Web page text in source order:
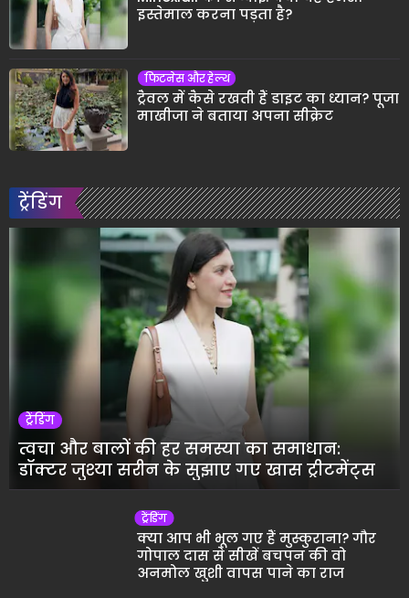
इस्तेमाल करना पड़ता है?
फिटनेस और हेल्थ
ट्रैवल में कैसे रखती हैं डाइट का ध्यान? पूजा
माखीजा ने बताया अपना सीक्रेट
ट्रेंडिंग
ट्रेंडिंग
त्वचा और बालों की हर समस्या का समाधान:
डॉक्टर जुश्या सरीन के सुझाए गए खास ट्रीटमेंट्स
ट्रेंडिंग
क्या आप भी भूल गए हैं मुस्कुराना? गौर
गोपाल दास से सीखें बचपन की वो
अनमोल खुशी वापस पाने का राज